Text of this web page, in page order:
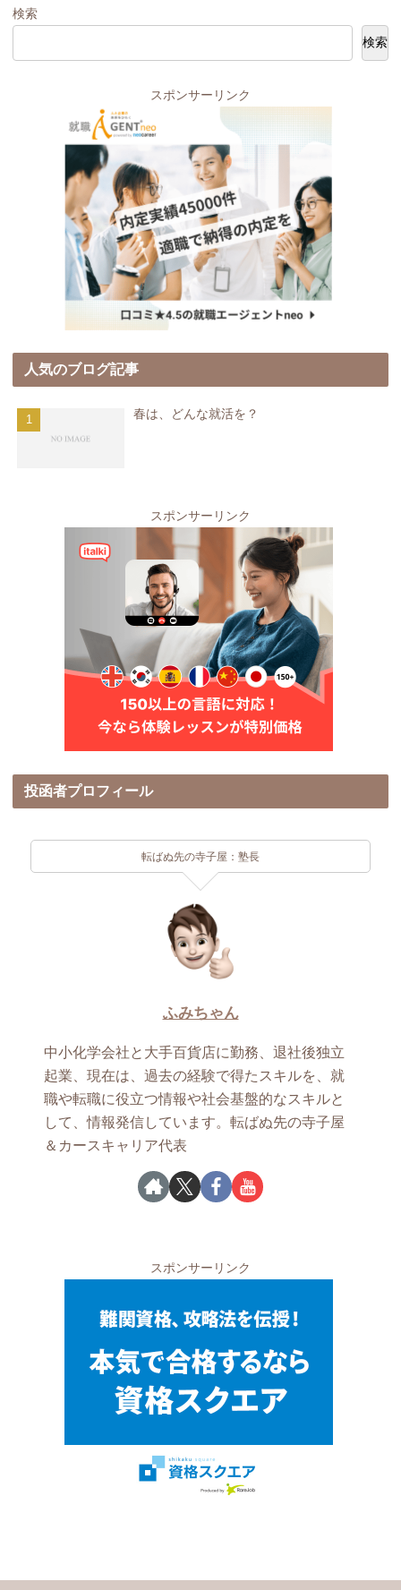
検索
検索
スポンサーリンク
人気のブログ記事
春は、どんな就活を？
スポンサーリンク
投函者プロフィール
転ばぬ先の寺子屋：塾長
ふみちゃん
中小化学会社と大手百貨店に勤務、退社後独立
起業、現在は、過去の経験で得たスキルを、就
職や転職に役立つ情報や社会基盤的なスキルと
して、情報発信しています。転ばぬ先の寺子屋
＆カースキャリア代表
スポンサーリンク